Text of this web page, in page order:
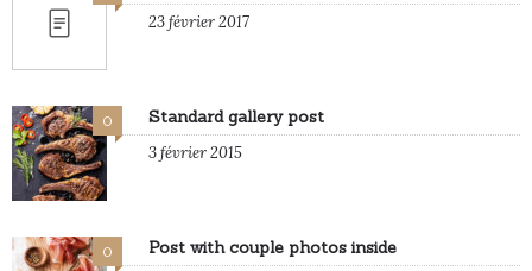
23 février 2017
0 Standard gallery post
3 février 2015
0 Post with couple photos inside